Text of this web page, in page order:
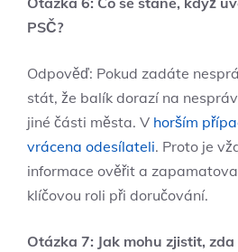
PSČ?
Odpověď: Pokud zadáte
stát, že balík dorazí na
jiné části města. V horším
vrácena odesílateli. Proto je
informace ověřit a
klíčovou roli při doručování.
Otázka 7: Jak mohu zjistit,